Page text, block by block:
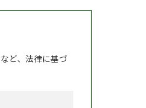
ど、法律に基づ